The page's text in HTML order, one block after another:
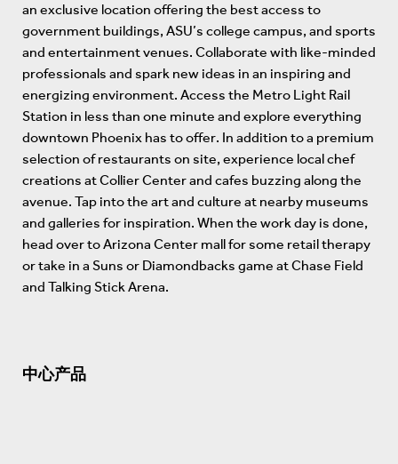
an exclusive location offering the best access to
government buildings, ASU’s college campus, and sports
and entertainment venues. Collaborate with like-minded
professionals and spark new ideas in an inspiring and
energizing environment. Access the Metro Light Rail
Station in less than one minute and explore everything
downtown Phoenix has to offer. In addition to a premium
selection of restaurants on site, experience local chef
creations at Collier Center and cafes buzzing along the
avenue. Tap into the art and culture at nearby museums
and galleries for inspiration. When the work day is done,
head over to Arizona Center mall for some retail therapy
or take in a Suns or Diamondbacks game at Chase Field
and Talking Stick Arena.
中心产品